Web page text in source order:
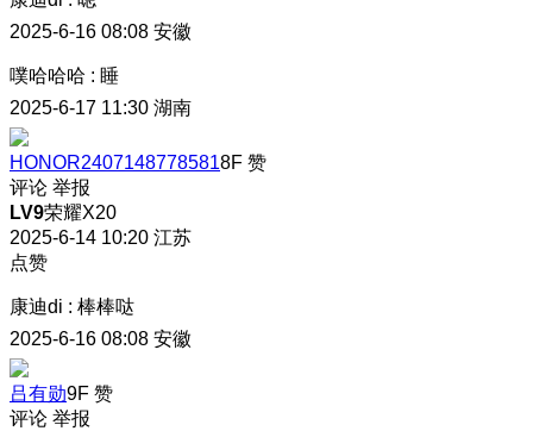
2025-6-16 08:08 安徽
噗哈哈哈 : 睡
2025-6-17 11:30 湖南
HONOR24071487785818F 赞
评论 举报
LV9荣耀X20
2025-6-14 10:20 江苏
点赞
康迪di : 棒棒哒
2025-6-16 08:08 安徽
吕有勋9F 赞
评论 举报